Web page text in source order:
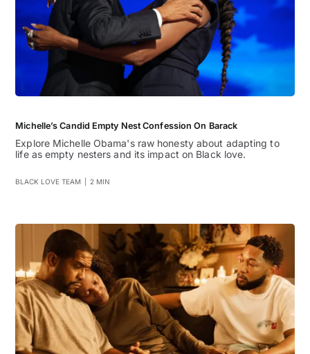
Michelle’s Candid Empty Nest Confession On Barack
Explore Michelle Obama's raw honesty about adapting to
life as empty nesters and its impact on Black love.
BLACK LOVE TEAM 2 MIN